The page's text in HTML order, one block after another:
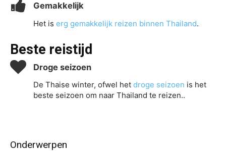
Gemakkelijk
Het is erg gemakkelijk reizen binnen Thailand.
Beste reistijd
Droge seizoen
De Thaise winter, ofwel het droge seizoen is het
beste seizoen om naar Thailand te reizen..
Onderwerpen